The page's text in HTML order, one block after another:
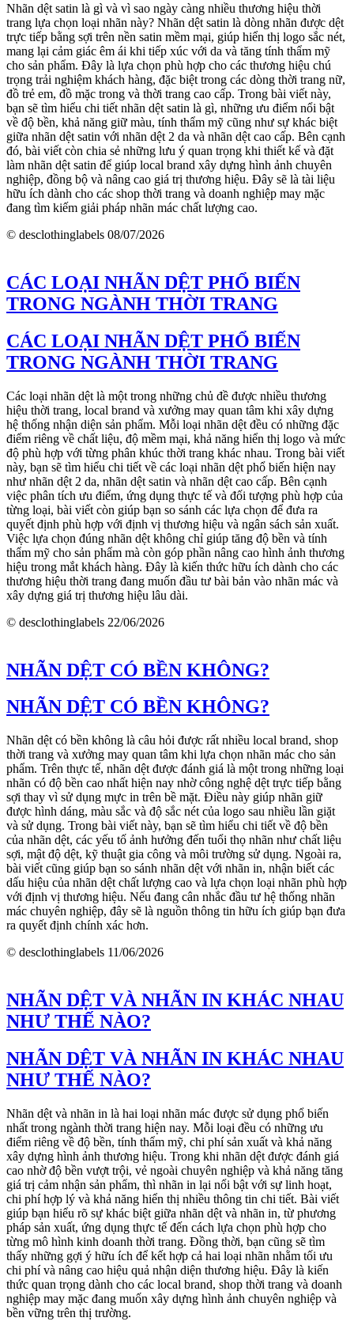
Nhãn dệt satin là gì và vì sao ngày càng nhiều thương hiệu thời
trang lựa chọn loại nhãn này? Nhãn dệt satin là dòng nhãn được dệt
trực tiếp bằng sợi trên nền satin mềm mại, giúp hiển thị logo sắc nét,
mang lại cảm giác êm ái khi tiếp xúc với da và tăng tính thẩm mỹ
cho sản phẩm. Đây là lựa chọn phù hợp cho các thương hiệu chú
trọng trải nghiệm khách hàng, đặc biệt trong các dòng thời trang nữ,
đồ trẻ em, đồ mặc trong và thời trang cao cấp. Trong bài viết này,
bạn sẽ tìm hiểu chi tiết nhãn dệt satin là gì, những ưu điểm nổi bật
về độ bền, khả năng giữ màu, tính thẩm mỹ cũng như sự khác biệt
giữa nhãn dệt satin với nhãn dệt 2 da và nhãn dệt cao cấp. Bên cạnh
đó, bài viết còn chia sẻ những lưu ý quan trọng khi thiết kế và đặt
làm nhãn dệt satin để giúp local brand xây dựng hình ảnh chuyên
nghiệp, đồng bộ và nâng cao giá trị thương hiệu. Đây sẽ là tài liệu
hữu ích dành cho các shop thời trang và doanh nghiệp may mặc
đang tìm kiếm giải pháp nhãn mác chất lượng cao.
© desclothinglabels 08/07/2026
CÁC LOẠI NHÃN DỆT PHỔ BIẾN
TRONG NGÀNH THỜI TRANG
CÁC LOẠI NHÃN DỆT PHỔ BIẾN
TRONG NGÀNH THỜI TRANG
Các loại nhãn dệt là một trong những chủ đề được nhiều thương
hiệu thời trang, local brand và xưởng may quan tâm khi xây dựng
hệ thống nhận diện sản phẩm. Mỗi loại nhãn dệt đều có những đặc
điểm riêng về chất liệu, độ mềm mại, khả năng hiển thị logo và mức
độ phù hợp với từng phân khúc thời trang khác nhau. Trong bài viết
này, bạn sẽ tìm hiểu chi tiết về các loại nhãn dệt phổ biến hiện nay
như nhãn dệt 2 da, nhãn dệt satin và nhãn dệt cao cấp. Bên cạnh
việc phân tích ưu điểm, ứng dụng thực tế và đối tượng phù hợp của
từng loại, bài viết còn giúp bạn so sánh các lựa chọn để đưa ra
quyết định phù hợp với định vị thương hiệu và ngân sách sản xuất.
Việc lựa chọn đúng nhãn dệt không chỉ giúp tăng độ bền và tính
thẩm mỹ cho sản phẩm mà còn góp phần nâng cao hình ảnh thương
hiệu trong mắt khách hàng. Đây là kiến thức hữu ích dành cho các
thương hiệu thời trang đang muốn đầu tư bài bản vào nhãn mác và
xây dựng giá trị thương hiệu lâu dài.
© desclothinglabels 22/06/2026
NHÃN DỆT CÓ BỀN KHÔNG?
NHÃN DỆT CÓ BỀN KHÔNG?
Nhãn dệt có bền không là câu hỏi được rất nhiều local brand, shop
thời trang và xưởng may quan tâm khi lựa chọn nhãn mác cho sản
phẩm. Trên thực tế, nhãn dệt được đánh giá là một trong những loại
nhãn có độ bền cao nhất hiện nay nhờ công nghệ dệt trực tiếp bằng
sợi thay vì sử dụng mực in trên bề mặt. Điều này giúp nhãn giữ
được hình dáng, màu sắc và độ sắc nét của logo sau nhiều lần giặt
và sử dụng. Trong bài viết này, bạn sẽ tìm hiểu chi tiết về độ bền
của nhãn dệt, các yếu tố ảnh hưởng đến tuổi thọ nhãn như chất liệu
sợi, mật độ dệt, kỹ thuật gia công và môi trường sử dụng. Ngoài ra,
bài viết cũng giúp bạn so sánh nhãn dệt với nhãn in, nhận biết các
dấu hiệu của nhãn dệt chất lượng cao và lựa chọn loại nhãn phù hợp
với định vị thương hiệu. Nếu đang cân nhắc đầu tư hệ thống nhãn
mác chuyên nghiệp, đây sẽ là nguồn thông tin hữu ích giúp bạn đưa
ra quyết định chính xác hơn.
© desclothinglabels 11/06/2026
NHÃN DỆT VÀ NHÃN IN KHÁC NHAU
NHƯ THẾ NÀO?
NHÃN DỆT VÀ NHÃN IN KHÁC NHAU
NHƯ THẾ NÀO?
Nhãn dệt và nhãn in là hai loại nhãn mác được sử dụng phổ biến
nhất trong ngành thời trang hiện nay. Mỗi loại đều có những ưu
điểm riêng về độ bền, tính thẩm mỹ, chi phí sản xuất và khả năng
xây dựng hình ảnh thương hiệu. Trong khi nhãn dệt được đánh giá
cao nhờ độ bền vượt trội, vẻ ngoài chuyên nghiệp và khả năng tăng
giá trị cảm nhận sản phẩm, thì nhãn in lại nổi bật với sự linh hoạt,
chi phí hợp lý và khả năng hiển thị nhiều thông tin chi tiết. Bài viết
giúp bạn hiểu rõ sự khác biệt giữa nhãn dệt và nhãn in, từ phương
pháp sản xuất, ứng dụng thực tế đến cách lựa chọn phù hợp cho
từng mô hình kinh doanh thời trang. Đồng thời, bạn cũng sẽ tìm
thấy những gợi ý hữu ích để kết hợp cả hai loại nhãn nhằm tối ưu
chi phí và nâng cao hiệu quả nhận diện thương hiệu. Đây là kiến
thức quan trọng dành cho các local brand, shop thời trang và doanh
nghiệp may mặc đang muốn xây dựng hình ảnh chuyên nghiệp và
bền vững trên thị trường.